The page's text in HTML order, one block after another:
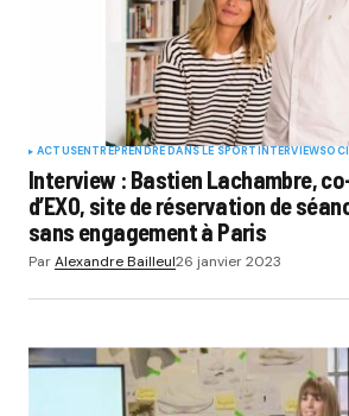
ACTUSENTREPRENDRE DANS LE SPORT INTERVIEW
Interview : Bastien Lachambre,
d’EXO, site de réservation de
sans engagement à Paris
ParAlexandre Bailleul26 janvier 2023